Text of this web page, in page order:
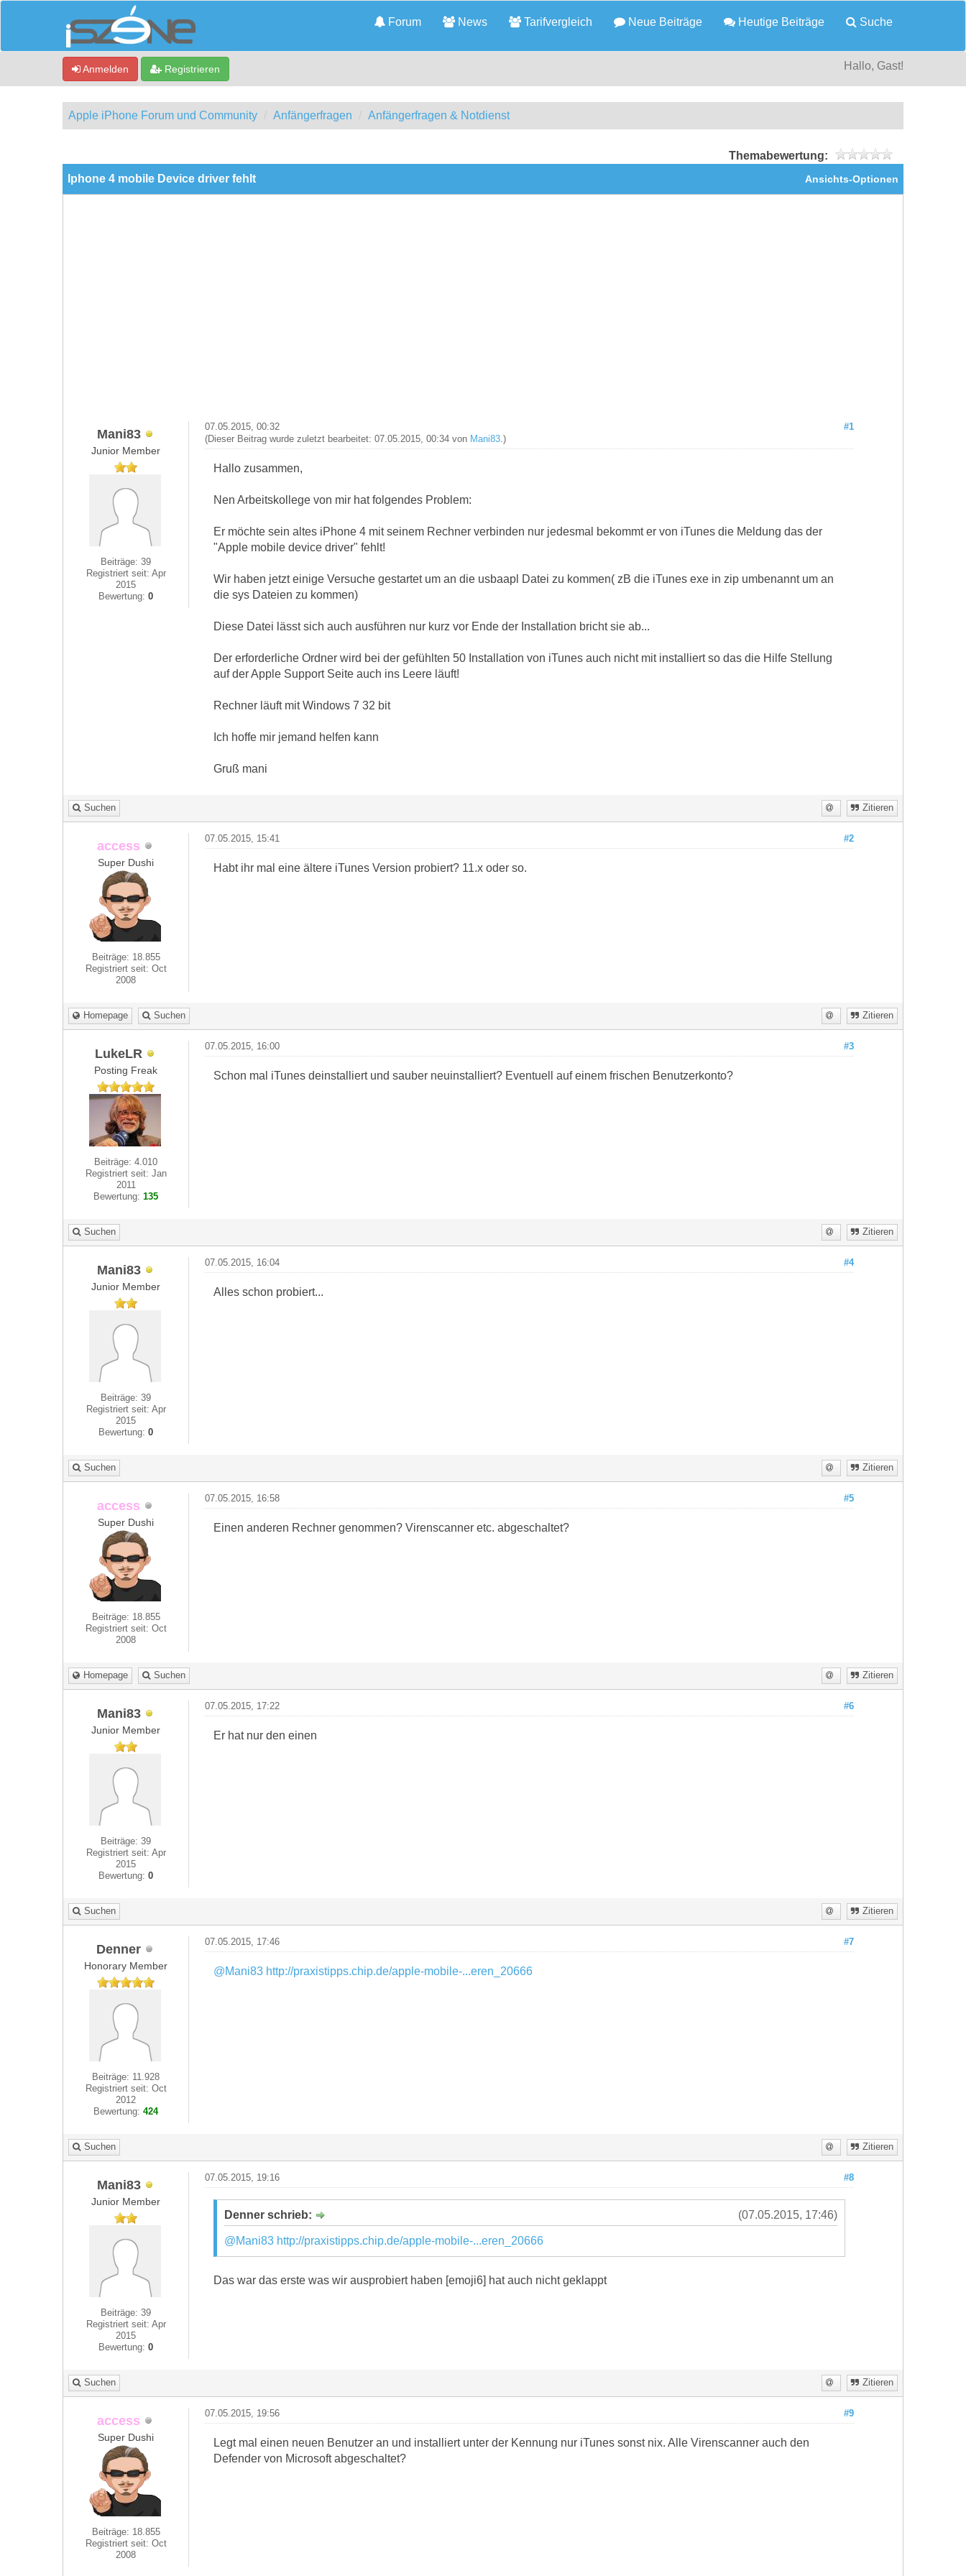
Forum News Tarifvergleich Neue Beiträge Heutige Beiträge Suche
Anmelden Registrieren Hallo, Gast!
Apple iPhone Forum und Community Anfängerfragen Anfängerfragen & Notdienst
Themabewertung:
Ansichts-Optionen
Iphone 4 mobile Device driver fehlt
Mani83
Junior Member
Beiträge: 39
Registriert seit: Apr
2015
Bewertung:0
#1
07.05.2015, 00:32
(Dieser Beitrag wurde zuletzt bearbeitet: 07.05.2015, 00:34 von Mani83.)
Hallo zusammen,
Nen Arbeitskollege von mir hat folgendes Problem:
Er möchte sein altes iPhone 4 mit seinem Rechner verbinden nur jedesmal bekommt er von iTunes die Meldung das der
"Apple mobile device driver" fehlt!
Wir haben jetzt einige Versuche gestartet um an die usbaapl Datei zu kommen( zB die iTunes exe in zip umbenannt um an
die sys Dateien zu kommen)
Diese Datei lässt sich auch ausführen nur kurz vor Ende der Installation bricht sie ab...
Der erforderliche Ordner wird bei der gefühlten 50 Installation von iTunes auch nicht mit installiert so das die Hilfe Stellung
auf der Apple Support Seite auch ins Leere läuft!
Rechner läuft mit Windows 7 32 bit
Ich hoffe mir jemand helfen kann
Gruß mani
Suchen Zitieren
access
Super Dushi
Beiträge: 18.855
Registriert seit: Oct
2008
#2
07.05.2015, 15:41
Habt ihr mal eine ältere iTunes Version probiert? 11.x oder so.
Homepage Suchen Zitieren
LukeLR
Posting Freak
Beiträge: 4.010
Registriert seit: Jan
2011
Bewertung:135
#3
07.05.2015, 16:00
Schon mal iTunes deinstalliert und sauber neuinstalliert? Eventuell auf einem frischen Benutzerkonto?
Suchen Zitieren
Mani83
Junior Member
Beiträge: 39
Registriert seit: Apr
2015
Bewertung:0
#4
07.05.2015, 16:04
Alles schon probiert...
Suchen Zitieren
access
Super Dushi
Beiträge: 18.855
Registriert seit: Oct
2008
#5
07.05.2015, 16:58
Einen anderen Rechner genommen? Virenscanner etc. abgeschaltet?
Homepage Suchen Zitieren
Mani83
Junior Member
Beiträge: 39
Registriert seit: Apr
2015
Bewertung:0
#6
07.05.2015, 17:22
Er hat nur den einen
Suchen Zitieren
Denner
Honorary Member
Beiträge: 11.928
Registriert seit: Oct
2012
Bewertung:424
#7
07.05.2015, 17:46
@Mani83 http://praxistipps.chip.de/apple-mobile-...eren_20666
Suchen Zitieren
Mani83
Junior Member
Beiträge: 39
Registriert seit: Apr
2015
Bewertung:0
#8
07.05.2015, 19:16
(07.05.2015, 17:46)
Denner schrieb:
@Mani83 http://praxistipps.chip.de/apple-mobile-...eren_20666
Das war das erste was wir ausprobiert haben [emoji6] hat auch nicht geklappt
Suchen Zitieren
access
Super Dushi
Beiträge: 18.855
Registriert seit: Oct
2008
#9
07.05.2015, 19:56
Legt mal einen neuen Benutzer an und installiert unter der Kennung nur iTunes sonst nix. Alle Virenscanner auch den
Defender von Microsoft abgeschaltet?